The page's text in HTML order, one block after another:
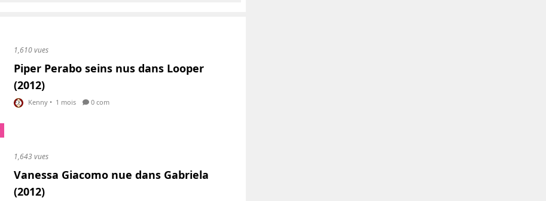
1,610 vues
Piper Perabo seins nus dans Looper
(2012)
Kenny • 1 mois 0 com
1,643 vues
Vanessa Giacomo nue dans Gabriela
(2012)